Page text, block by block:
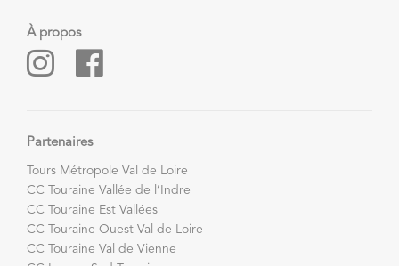
À propos
Partenaires
Tours Métropole Val de Loire
CC Touraine Vallée de l’Indre
CC Touraine Est Vallées
CC Touraine Ouest Val de Loire
CC Touraine Val de Vienne